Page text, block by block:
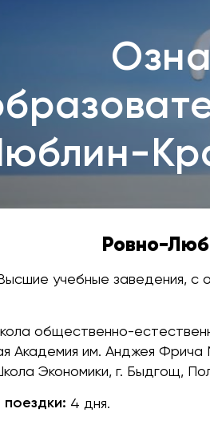
Ровно-
учебные заведения, с
общественно-
Академия им. Анджея Фрича
Экономики, г. Быдгощ,
поездки: 4 дня.